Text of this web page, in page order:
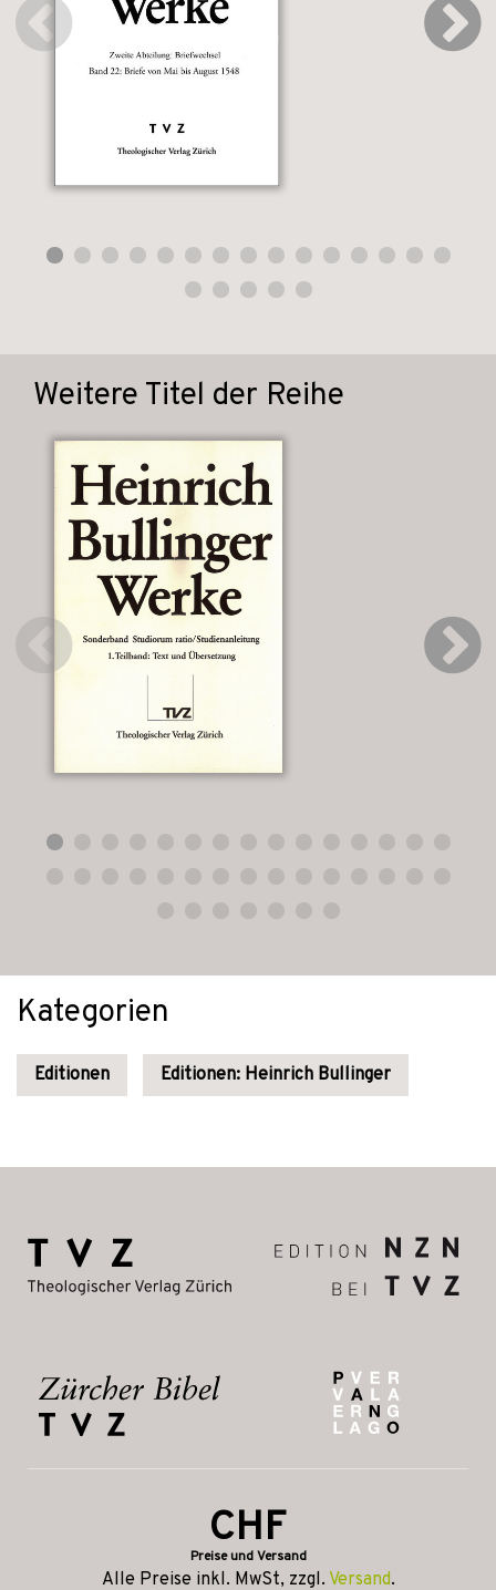
Weitere Titel der Reihe
Kategorien
Editionen Editionen: Heinrich Bullinger
CHF
Preise und Versand
Alle Preise inkl. MwSt, zzgl. Versand.